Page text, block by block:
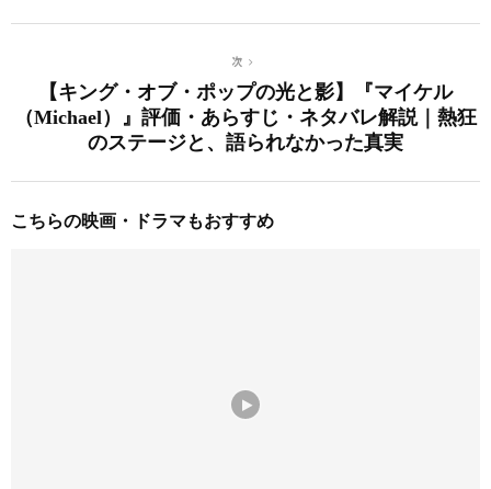
次
【キング・オブ・ポップの光と影】『マイケル
（Michael）』評価・あらすじ・ネタバレ解説｜熱狂
のステージと、語られなかった真実
こちらの映画・ドラマもおすすめ